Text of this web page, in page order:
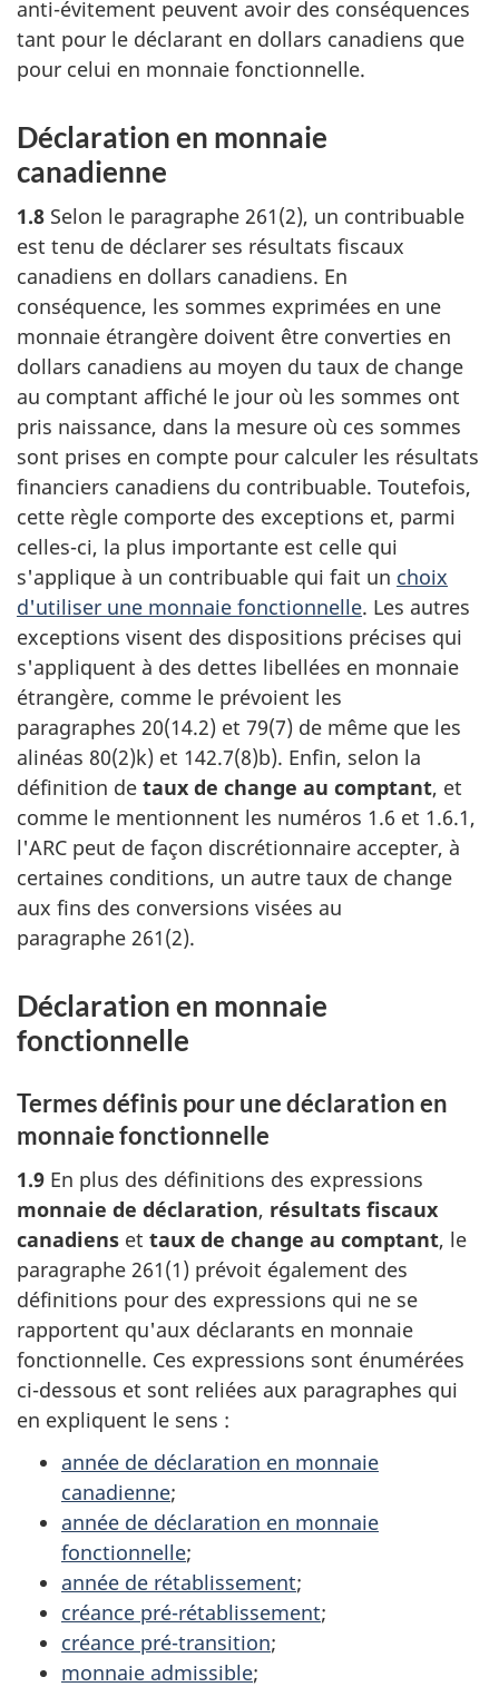
anti-évitement peuvent avoir des conséquences
tant pour le déclarant en dollars canadiens que
pour celui en monnaie fonctionnelle.
Déclaration en monnaie
canadienne
1.8 Selon le paragraphe 261(2), un contribuable
est tenu de déclarer ses résultats fiscaux
canadiens en dollars canadiens. En
conséquence, les sommes exprimées en une
monnaie étrangère doivent être converties en
dollars canadiens au moyen du taux de change
au comptant affiché le jour où les sommes ont
pris naissance, dans la mesure où ces sommes
sont prises en compte pour calculer les résultats
financiers canadiens du contribuable. Toutefois,
cette règle comporte des exceptions et, parmi
celles-ci, la plus importante est celle qui
s'applique à un contribuable qui fait un choix
d'utiliser une monnaie fonctionnelle. Les autres
exceptions visent des dispositions précises qui
s'appliquent à des dettes libellées en monnaie
étrangère, comme le prévoient les
paragraphes 20(14.2) et 79(7) de même que les
alinéas 80(2)k) et 142.7(8)b). Enfin, selon la
définition de taux de change au comptant, et
comme le mentionnent les numéros 1.6 et 1.6.1,
l'ARC peut de façon discrétionnaire accepter, à
certaines conditions, un autre taux de change
aux fins des conversions visées au
paragraphe 261(2).
Déclaration en monnaie
fonctionnelle
Termes définis pour une déclaration en
monnaie fonctionnelle
1.9 En plus des définitions des expressions
monnaie de déclaration, résultats fiscaux
canadiens et taux de change au comptant, le
paragraphe 261(1) prévoit également des
définitions pour des expressions qui ne se
rapportent qu'aux déclarants en monnaie
fonctionnelle. Ces expressions sont énumérées
ci-dessous et sont reliées aux paragraphes qui
en expliquent le sens :
année de déclaration en monnaie
canadienne;
année de déclaration en monnaie
fonctionnelle;
année de rétablissement;
créance pré-rétablissement;
créance pré-transition;
monnaie admissible;